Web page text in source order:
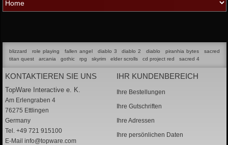
blizzard role playing fallen angel diablo 3 diablo 2 diablo piranhia bytes
sacred
titan quest
arcania gothic rpg skyrim elder scrolls cd project red sacred 4
KONTAKTIEREN SIE UNS
TopWare Interactive e. K.
Am Erlengraben 4
76275 Ettlingen
Germany
Tel. +49 721 915100
E-Mail info@topware.com
IHR KUNDENBEREICH
Ihre Bestellungen
Ihre Gutschriften
Ihre Adressen
Ihre persönlichen Daten